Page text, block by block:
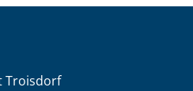
Troisdorf